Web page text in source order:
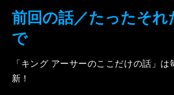
前回の話／たったそれ
で
「キング アーサーのここだけの話」
新！